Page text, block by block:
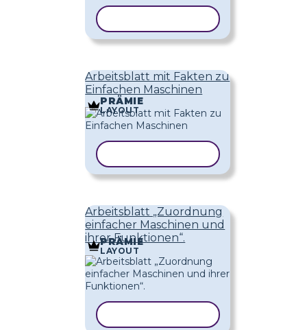
Arbeitsblatt mit Fakten zu
Einfachen Maschinen
PRÄMIE
LAYOUT
Arbeitsblatt „Zuordnung
einfacher Maschinen und
ihrer Funktionen“.
PRÄMIE
LAYOUT